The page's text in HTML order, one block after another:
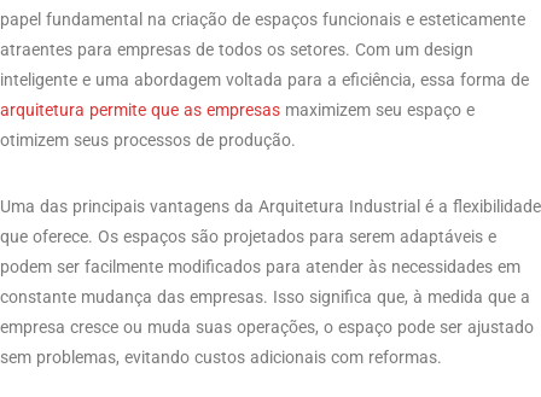
papel fundamental na criação de espaços funcionais e esteticamente
atraentes para empresas de todos os setores. Com um design
inteligente e uma abordagem voltada para a eficiência, essa forma de
arquitetura permite que as empresas maximizem seu espaço e
otimizem seus processos de produção.
Uma das principais vantagens da Arquitetura Industrial é a flexibilidade
que oferece. Os espaços são projetados para serem adaptáveis ​​e
podem ser facilmente modificados para atender às necessidades em
constante mudança das empresas. Isso significa que, à medida que a
empresa cresce ou muda suas operações, o espaço pode ser ajustado
sem problemas, evitando custos adicionais com reformas.